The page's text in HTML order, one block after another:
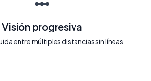
Visión progresiva
entre múltiples distancias sin líneas